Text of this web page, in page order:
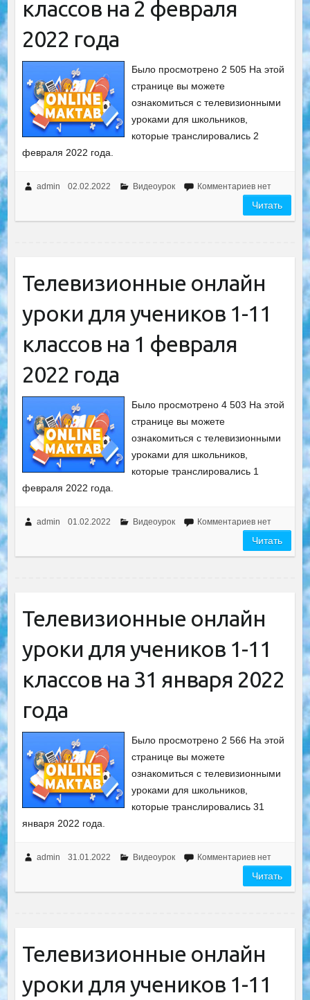
классов на 2 февраля
2022 года
Было просмотрено 2 505 На этой
странице вы можете
ознакомиться с телевизионными
уроками для школьников,
которые транслировались 2
февраля 2022 года.
admin 02.02.2022 Видеоурок Комментариев нет
Читать
Телевизионные онлайн
уроки для учеников 1-11
классов на 1 февраля
2022 года
Было просмотрено 4 503 На этой
странице вы можете
ознакомиться с телевизионными
уроками для школьников,
которые транслировались 1
февраля 2022 года.
admin 01.02.2022 Видеоурок Комментариев нет
Читать
Телевизионные онлайн
уроки для учеников 1-11
классов на 31 января 2022
года
Было просмотрено 2 566 На этой
странице вы можете
ознакомиться с телевизионными
уроками для школьников,
которые транслировались 31
января 2022 года.
admin 31.01.2022 Видеоурок Комментариев нет
Читать
Телевизионные онлайн
уроки для учеников 1-11